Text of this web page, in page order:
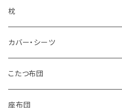
枕
カバー・シーツ
掛け布団カバー
敷き布団カバー
こたつ布団
座布団